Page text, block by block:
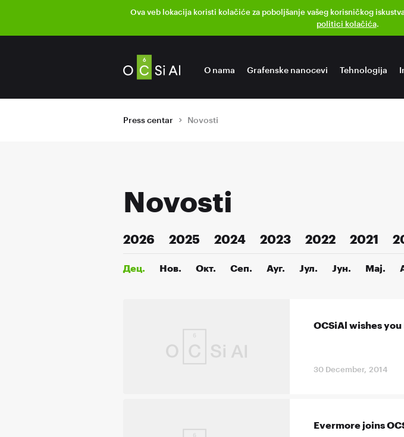
Ova veb lokacija koristi kolačiće za poboljšanje vašeg korisničkog
politici kolačića.
O nama Grafenske nanocevi Tehnologija
Press centar Novosti
Novosti
2026 2025 2024 2023 2022 2021
Дец. Нов. Окт. Сеп. Ауг. Јул. Јун. Мај.
OCSiAl wishes
30 December, 2014
Evermore joins